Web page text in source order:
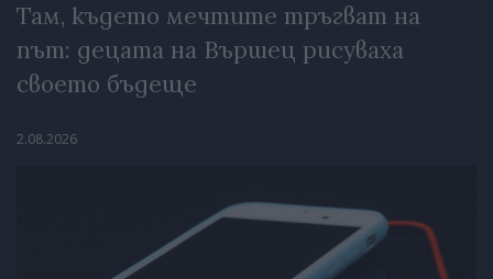
Там, където мечтите тръгват на
път: децата на Вършец рисуваха
своето бъдеще
2.08.2026